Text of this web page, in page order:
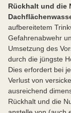
Rückhalt und die
aufbereitetem
Gefahrenabwehr
Umsetzung des
durch die jüngste
Dies erfordert bei
Verlust von
ausreichend
Rückhalt und die